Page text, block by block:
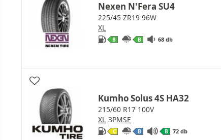
Nexen N'Fera SU4
225/45 ZR19 96W
XL
B B 68 db
Kumho Solus 4S HA32
215/60 R17 100V
XL 3PMSF
C B B 72 db